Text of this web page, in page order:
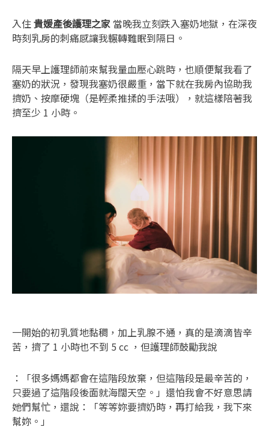
入住貴媛產後護理之家 當晚我立刻跌入塞奶地獄，在深夜
時刻乳房的刺痛感讓我輾轉難眠到隔日。
隔天早上護理師前來幫我量血壓心跳時，也順便幫我看了
塞奶的狀況，發現我塞奶很嚴重，當下就在我房內協助我
擠奶、按摩硬塊（是輕柔推揉的手法哦），就這樣陪著我
擠至少 1 小時。
一開始的初乳質地黏稠，加上乳腺不通，真的是滴滴皆辛
苦，擠了 1 小時也不到 5 cc ，但護理師鼓勵我說
：「很多媽媽都會在這階段放棄，但這階段是最辛苦的，
只要過了這階段後面就海闊天空。」還怕我會不好意思請
她們幫忙，還說：「等等妳要擠奶時，再打給我，我下來
幫妳。」